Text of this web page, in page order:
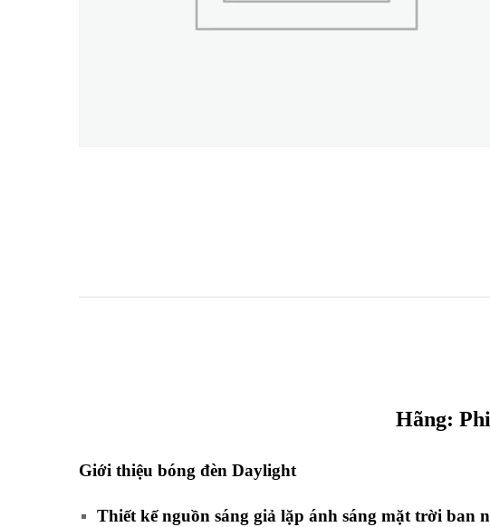
Hãng:
Giới thiệu bóng đèn Daylight
Thiết kế nguồn sáng giả lặp ánh sáng mặt trời ban